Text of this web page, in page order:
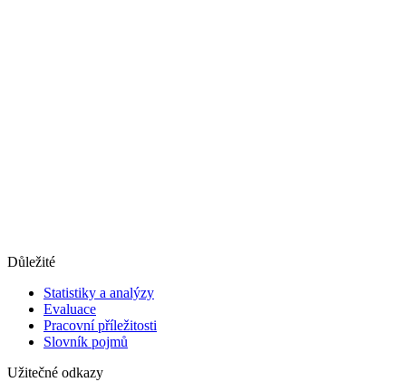
Důležité
Statistiky a analýzy
Evaluace
Pracovní příležitosti
Slovník pojmů
Užitečné odkazy